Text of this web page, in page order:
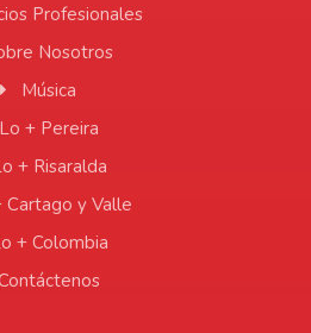
Profesionales
Nosotros
Música
Lo + Pereira
+ Risaralda
Cartago y Valle
+ Colombia